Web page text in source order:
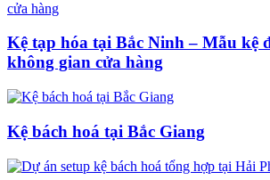
Kệ tạp hóa tại Bắc Ninh – Mẫu kệ
không gian cửa hàng
Kệ bách hoá tại Bắc Giang